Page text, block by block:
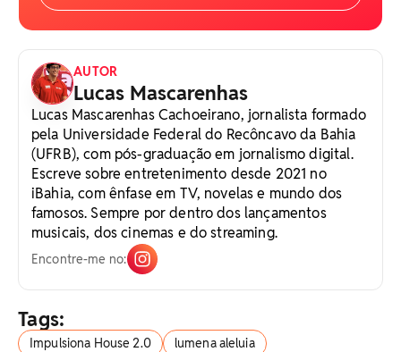
AUTOR
Lucas Mascarenhas
Lucas Mascarenhas Cachoeirano, jornalista formado
pela Universidade Federal do Recôncavo da Bahia
(UFRB), com pós-graduação em jornalismo digital.
Escreve sobre entretenimento desde 2021 no
iBahia, com ênfase em TV, novelas e mundo dos
famosos. Sempre por dentro dos lançamentos
musicais, dos cinemas e do streaming.
Encontre-me no:
Tags:
Impulsiona House 2.0 lumena aleluia